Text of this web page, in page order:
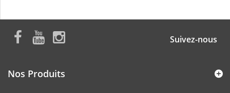
Suivez-nous
Nos Produits